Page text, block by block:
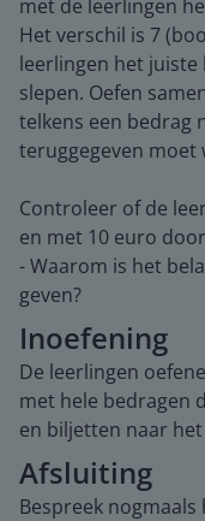
met de leerlingen
Het verschil is 7
leerlingen het juiste
slepen. Oefen
telkens een bedrag
teruggegeven moet
Controleer of de
en met 10 euro
- Waarom is het
geven?
Inoefening
De leerlingen
met hele bedragen
en biljetten naar
Afsluiting
Bespreek